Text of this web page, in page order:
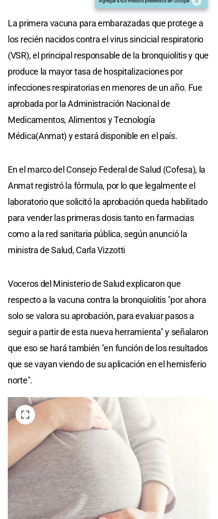
La primera vacuna para embarazadas que protege a
los recién nacidos contra el virus sincicial respiratorio
(VSR), el principal responsable de la bronquiolitis y que
produce la mayor tasa de hospitalizaciones por
infecciones respiratorias en menores de un año. Fue
aprobada por la Administración Nacional de
Medicamentos, Alimentos y Tecnología
Médica(Anmat) y estará disponible en el país.
En el marco del Consejo Federal de Salud (Cofesa), la
Anmat registró la fórmula, por lo que legalmente el
laboratorio que solicitó la aprobación queda habilitado
para vender las primeras dosis tanto en farmacias
como a la red sanitaria pública, según anunció la
ministra de Salud, Carla Vizzotti
Voceros del Ministerio de Salud explicaron que
respecto a la vacuna contra la bronquiolitis "por ahora
solo se valora su aprobación, para evaluar pasos a
seguir a partir de esta nueva herramienta" y señalaron
que eso se hará también "en función de los resultados
que se vayan viendo de su aplicación en el hemisferio
norte".